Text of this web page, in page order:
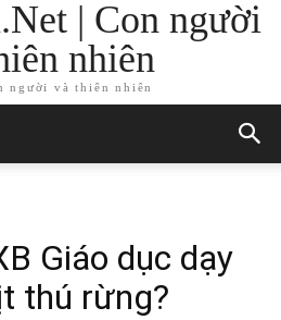
| Con người
nhiên
người và thiên nhiên
Giáo dục dạy
thú rừng?